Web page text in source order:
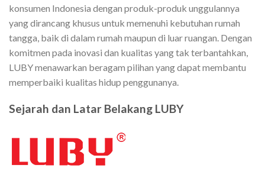
konsumen Indonesia dengan produk-produk unggulannya
yang dirancang khusus untuk memenuhi kebutuhan rumah
tangga, baik di dalam rumah maupun di luar ruangan. Dengan
komitmen pada inovasi dan kualitas yang tak terbantahkan,
LUBY menawarkan beragam pilihan yang dapat membantu
memperbaiki kualitas hidup penggunanya.
Sejarah dan Latar Belakang LUBY